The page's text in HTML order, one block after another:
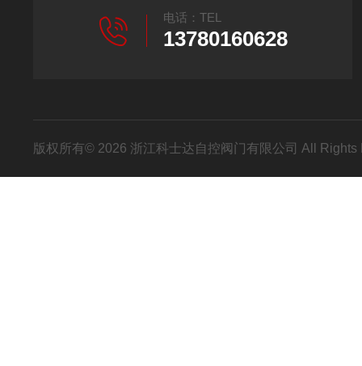
电话：TEL
13780160628
版权所有© 2026 浙江科士达自控阀门有限公司 All